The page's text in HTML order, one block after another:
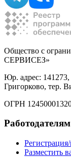
Общество с
СЕРВИСЕЗ»
Юр. адрес:
Григорково, тер.
ОГРН
Работодателям
Разместить